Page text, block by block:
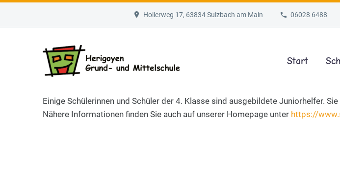
Hollerweg 17, 63834 Sulzbach am Main 06028 6488
Start
Einige Schülerinnen und Schüler der 4. Klasse sind ausgebildete Juniorhelfer.
Nähere Informationen finden Sie auch auf unserer Homepage unter https://